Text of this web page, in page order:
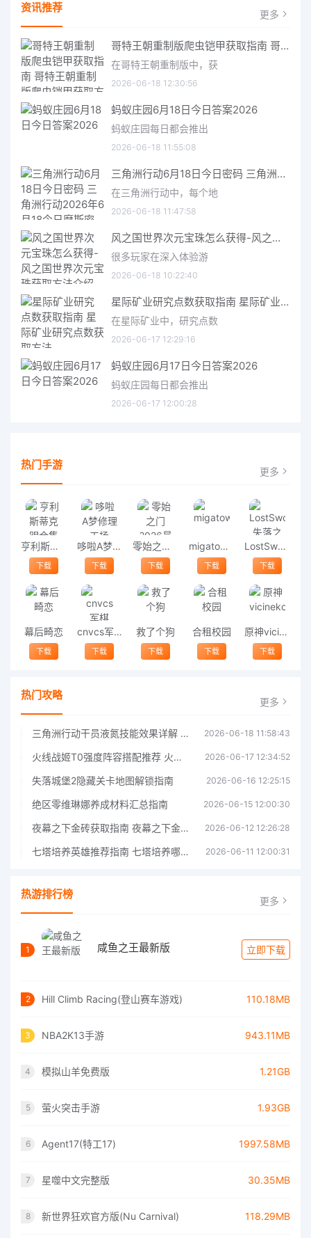
资讯推荐 更多
哥特王朝重制版爬虫铠甲获取指南 哥特王朝重制版爬虫铠甲获取方法
在哥特王朝重制版中，获
2026-06-18 12:30:56
蚂蚁庄园6月18日今日答案2026
蚂蚁庄园每日都会推出
2026-06-18 11:55:08
三角洲行动6月18日今日密码 三角洲行动2026年6月18今日摩斯密码分享
在三角洲行动中，每个地
2026-06-18 11:47:58
风之国世界次元宝珠怎么获得-风之国世界次元宝珠获取方法介绍
很多玩家在深入体验游
2026-06-18 10:22:40
星际矿业研究点数获取指南 星际矿业研究点数获取方法
在星际矿业中，研究点数
2026-06-17 12:29:16
蚂蚁庄园6月17日今日答案2026
蚂蚁庄园每日都会推出
2026-06-17 12:00:28
热门手游 更多
亨利斯蒂克明合集
下载
哆啦A梦修理工场
下载
零始之门2026最新版
下载
migatowemyworld1.68
下载
LostSword失落之剑
下载
幕后畸恋
下载
cnvcs军棋
下载
救了个狗
下载
合租校园
下载
原神vicineko
下载
热门攻略 更多
三角洲行动干员液氮技能效果详解 三角洲行动干员液氮技能介绍 2026-06-18 11:58:43
火线战姬T0强度阵容搭配推荐 火线战姬T0强度阵容哪个好 2026-06-17 12:34:52
失落城堡2隐藏关卡地图解锁指南 2026-06-16 12:25:15
绝区零维琳娜养成材料汇总指南 2026-06-15 12:00:30
夜幕之下金砖获取指南 夜幕之下金砖获取方法 2026-06-12 12:26:28
七塔培养英雄推荐指南 七塔培养哪个英雄好 2026-06-11 12:00:31
热游排行榜 更多
1 咸鱼之王最新版 立即下载
2 Hill Climb Racing(登山赛车游戏) 110.18MB
3 NBA2K13手游 943.11MB
4 模拟山羊免费版 1.21GB
5 萤火突击手游 1.93GB
6 Agent17(特工17) 1997.58MB
7 星噬中文完整版 30.35MB
8 新世界狂欢官方版(Nu Carnival) 118.29MB